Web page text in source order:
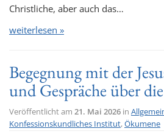
Christliche, aber auch das…
weiterlesen »
Begegnung mit der
und Gespräche über
Veröffentlicht am 21. Mai 2026 in
Konfessionskundliches Institut,Ökumene